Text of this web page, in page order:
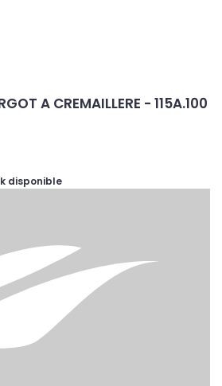
A CREMAILLERE - 115A.100
disponible